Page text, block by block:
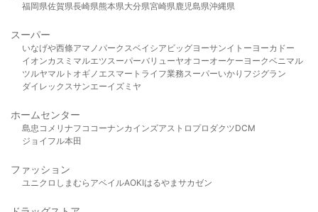
福岡県佐賀県長崎県熊本県大分県宮崎県鹿児島県沖縄県
スーパー
いなげや西條アマノパークスベイシア ビッグヨーサンイトーヨーカドー
イオンカスミ マルエツスーパーバリューヤオコーオーケー ヨークベニマル
ツルヤマルト オギノ エスマート ライフ業務スーパーいかり フジグラン
ダイレックスサンエーイズミヤ
ホームセンター
島忠 コメリ ナフコ コーナンカインズアストロプロダクツDCM
ジョイフル本田
ファッション
ユニクロ しまむら アベイルAOKIはるやま サカゼン